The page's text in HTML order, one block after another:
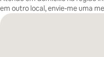
em outro local, envie-me uma